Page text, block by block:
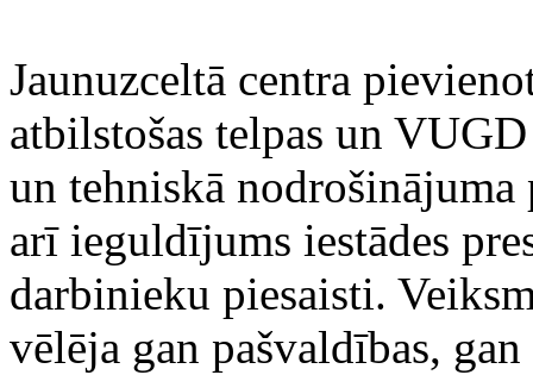
Jaunuzceltā centra
atbilstošas telpas un
un tehniskā
arī ieguldījums iestādes
darbinieku piesaisti.
vēlēja gan pašvaldības,